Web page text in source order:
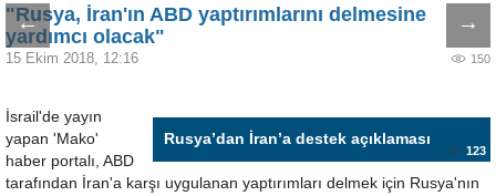
← →
"Rusya, İran'ın ABD yaptırımlarını delmesine
yardımcı olacak"
15 Ekim 2018, 12:16 150
Rusya’dan İran’a destek açıklaması
123
İsrail'de yayın
yapan 'Mako'
haber portalı, ABD
tarafından İran'a karşı uygulanan yaptırımları delmek için Rusya'nın